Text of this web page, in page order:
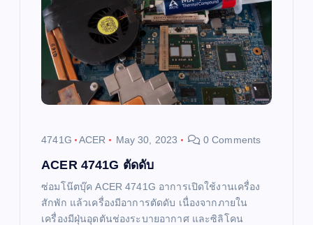
4741G ACER May 30, 2023 0 Comments
ACER 4741G ตัดดับ
ซ่อมโน๊ตบุ๊ค ACER 4741G อาการเปิดใช้งานเครื่อง
สักพัก แล้วเครื่องมีอาการตัดดับ เนื่องจากภายใน
เครื่องมีฝุ่นอุดตันช่องระบายอากาศ และซิลิโคน